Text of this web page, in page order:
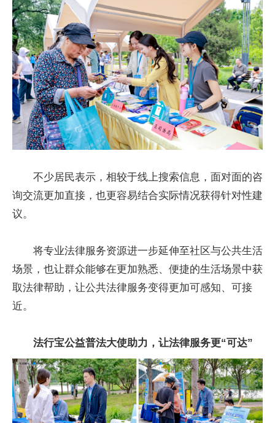
不少居民表示，相较于线上搜索信息，面对面的咨
询交流更加直接，也更容易结合实际情况获得针对性建
议。
将专业法律服务资源进一步延伸至社区与公共生活
场景，也让群众能够在更加熟悉、便捷的生活场景中获
取法律帮助，让公共法律服务变得更加可感知、可接
近。
法行宝公益普法大使助力，让法律服务更“可达”